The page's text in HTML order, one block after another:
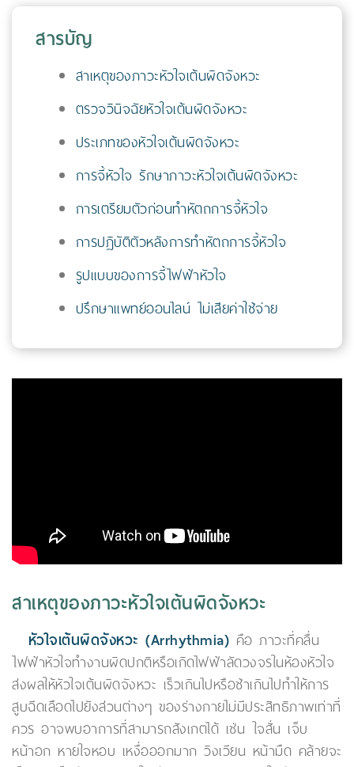
สารบัญ
สาเหตุของภาวะหัวใจเต้นผิดจังหวะ
ตรวจวินิจฉัยหัวใจเต้นผิดจังหวะ
ประเภทของหัวใจเต้นผิดจังหวะ
การจี้หัวใจ รักษาภาวะหัวใจเต้นผิดจังหวะ
การเตรียมตัวก่อนทำหัตถการจี้หัวใจ
การปฏิบัติตัวหลังการทำหัตถการจี้หัวใจ
รูปแบบของการจี้ไฟฟ้าหัวใจ
ปรึกษาแพทย์ออนไลน์ ไม่เสียค่าใช้จ่าย
สาเหตุของภาวะหัวใจเต้นผิดจังหวะ
หัวใจเต้นผิดจังหวะ (Arrhythmia) คือ ภาวะที่คลื่น
ไฟฟ้าหัวใจทำงานผิดปกติหรือเกิดไฟฟ้าลัดวงจรในห้องหัวใจ
ส่งผลให้หัวใจเต้นผิดจังหวะ เร็วเกินไปหรือช้าเกินไปทำให้การ
สูบฉีดเลือดไปยังส่วนต่างๆ ของร่างกายไม่มีประสิทธิภาพเท่าที่
ควร อาจพบอาการที่สามารถสังเกตได้ เช่น ใจสั่น เจ็บ
หน้าอก หายใจหอบ เหงื่อออกมาก วิงเวียน หน้ามืด คล้ายจะ